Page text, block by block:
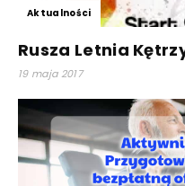
Aktualności
Rusza Letnia
19 maja 2017